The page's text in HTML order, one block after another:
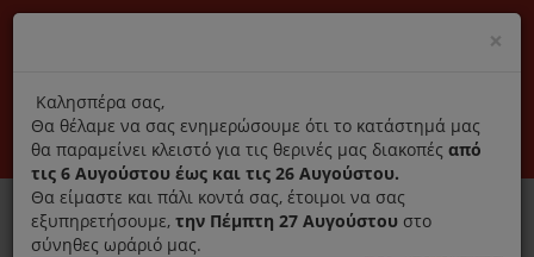
Αποκλειστικά γνήσια ανταλλακτικά
Σύνδεση Εγγραφή Εταιρεία Επικοινωνία
×
title
Καλησπέρα σας,
Θα θέλαμε να σας ενημερώσουμε ότι το κατάστημά μας
θα παραμείνει κλειστό για τις θερινές μας διακοπές από
τις 6 Αυγούστου έως και τις 26 Αυγούστου.
Θα είμαστε και πάλι κοντά σας, έτοιμοι να σας
εξυπηρετήσουμε, την Πέμπτη 27 Αυγούστου στο
σύνηθες ωράριό μας.